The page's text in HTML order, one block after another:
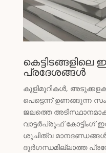
പ്രദേശങ്ങൾ
കുളിമുറികൾ,
പെട്ടെന്ന് ഉണങ്ങുന്ന
ജലത്തെ
വാട്ടർപ്രൂഫ് കോട്ടിംഗ്
ശുചിത്വ മാനദണ്ഡങ്ങൾ
ദുർഗന്ധമില്ലാത്ത